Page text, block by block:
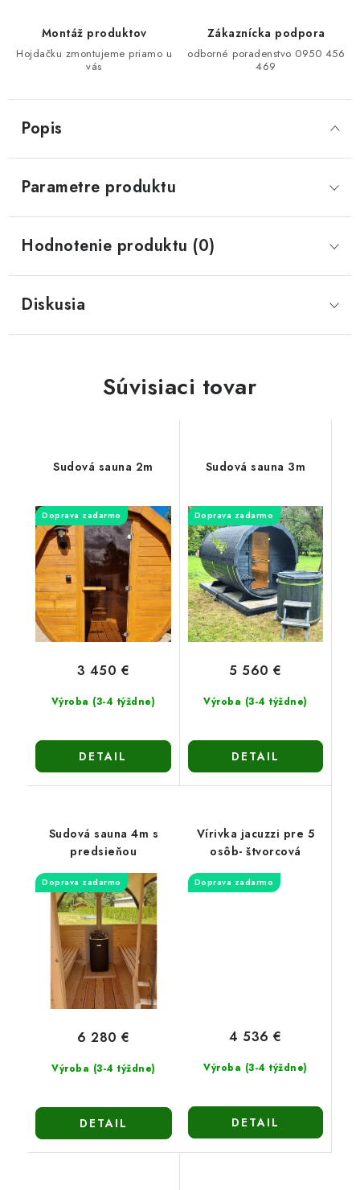
Montáž produktov
Hojdačku zmontujeme priamo u
vás
Zákaznícka podpora
odborné poradenstvo 0950 456
469
Popis
Parametre produktu
Hodnotenie produktu (0)
Diskusia
Súvisiaci tovar
Sudová sauna 2m
Doprava zadarmo
Výroba (3-4 týždne)
3 450 €
DETAIL
Sudová sauna 3m
Doprava zadarmo
Výroba (3-4 týždne)
5 560 €
DETAIL
Sudová sauna 4m s
predsieňou
Doprava zadarmo
Výroba (3-4 týždne)
6 280 €
DETAIL
Vírivka jacuzzi pre 5
osôb- štvorcová
Doprava zadarmo
Výroba (3-4 týždne)
4 536 €
DETAIL